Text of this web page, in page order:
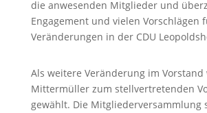
die anwesenden Mitglieder und
Engagement und vielen Vorschlägen
Veränderungen in der CDU
Als weitere Veränderung im
Mittermüller zum stellvertretenden
gewählt. Die Mitgliederversammlung